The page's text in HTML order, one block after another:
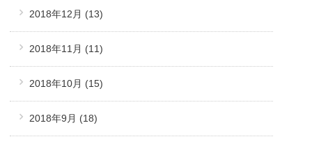
2018年12月 (13)
2018年11月 (11)
2018年10月 (15)
2018年9月 (18)